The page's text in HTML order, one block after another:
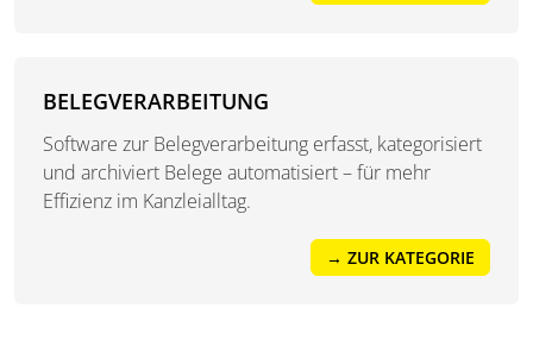
BELEGVERARBEITUNG
Software zur Belegverarbeitung erfasst, kategorisiert
und archiviert Belege automatisiert – für mehr
Effizienz im Kanzleialltag.
→ ZUR KATEGORIE